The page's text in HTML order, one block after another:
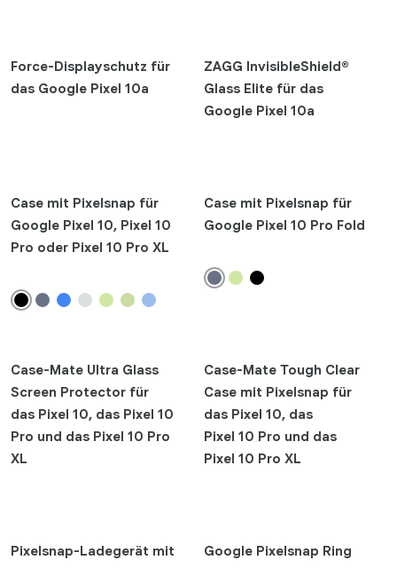
Force-Displayschutz für
das Google Pixel 10a
ZAGG InvisibleShield®
Glass Elite für das
Google Pixel 10a
Case mit Pixelsnap für
Google Pixel 10, Pixel 10
Pro oder Pixel 10 Pro XL
Case mit Pixelsnap für
Google Pixel 10 Pro Fold
Case-Mate Ultra Glass
Screen Protector für
das Pixel 10, das Pixel 10
Pro und das Pixel 10 Pro
XL
Case-Mate Tough Clear
Case mit Pixelsnap für
das Pixel 10, das
Pixel 10 Pro und das
Pixel 10 Pro XL
Pixelsnap-Ladegerät mit
Google Pixelsnap Ring